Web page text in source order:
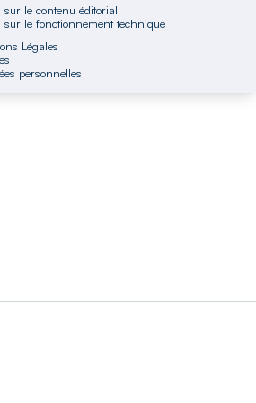
sur le contenu éditorial
sur le fonctionnement technique
Légales
personnelles